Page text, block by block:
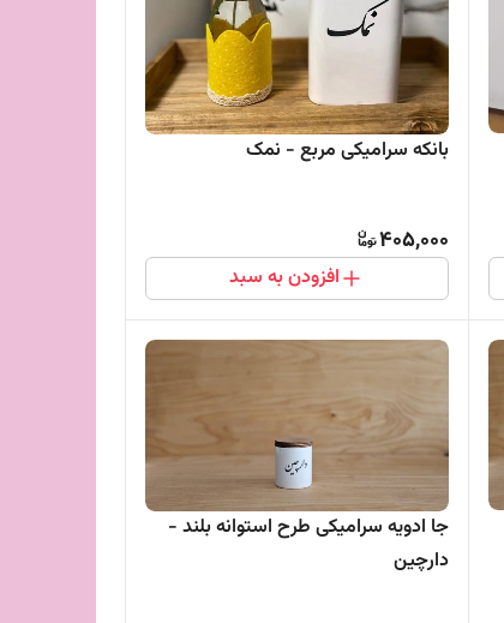
بانکه سرامیکی مربع - نمک
405,000
افزودن به سبد
جا ادویه سرامیکی طرح استوانه بلند -
دارچین